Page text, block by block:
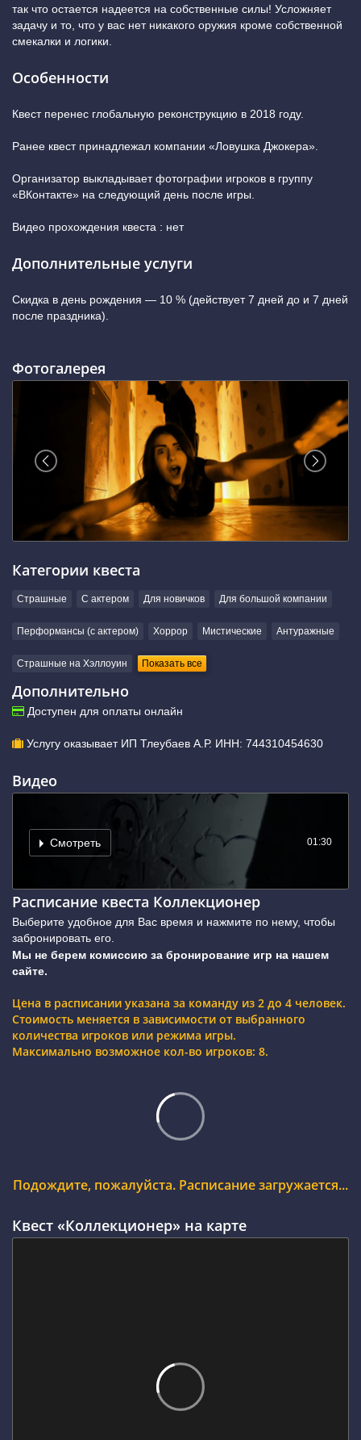
так что остается надеется на собственные силы! Усложняет
задачу и то, что у вас нет никакого оружия кроме собственной
смекалки и логики.
Особенности
Квест перенес глобальную реконструкцию в 2018 году.
Ранее квест принадлежал компании «Ловушка Джокера».
Организатор выкладывает фотографии игроков в группу
«ВКонтакте» на следующий день после игры.
Видео прохождения квеста : нет
Дополнительные услуги
Скидка в день рождения — 10 % (действует 7 дней до и 7 дней
после праздника).
Фотогалерея
Категории квеста
Страшные С актером Для новичков Для большой компании
Перформансы (с актером) Хоррор Мистические Антуражные
Страшные на Хэллоуин Показать все
Дополнительно
Доступен для оплаты онлайн
Услугу оказывает ИП Тлеубаев А.Р. ИНН: 744310454630
Видео
Смотреть 01:30
Расписание квеста Коллекционер
Выберите удобное для Вас время и нажмите по нему, чтобы
забронировать его.
Мы не берем комиссию за бронирование игр на нашем
сайте.
Цена в расписании указана за команду из 2 до 4 человек.
Стоимость меняется в зависимости от выбранного
количества игроков или режима игры.
Максимально возможное кол-во игроков: 8.
Подождите, пожалуйста. Расписание загружается...
Квест «Коллекционер» на карте